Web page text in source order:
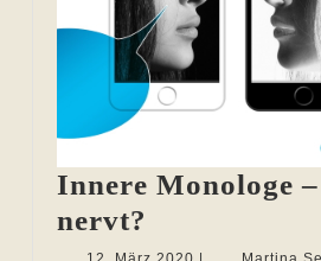
Innere Monologe –
nervt?
Monologe
12.